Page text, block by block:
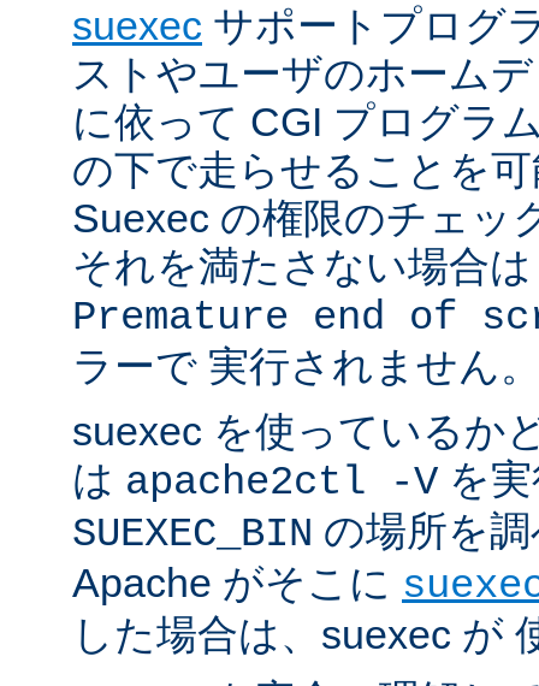
suexec サポートプログ
ストやユーザのホーム
に依って CGI プログラ
の下で走らせることを
Suexec の権限のチェッ
それを満たさない場合
Premature end of
ラーで 実行されません
suexec を使っているか
は apache2ctl -V を
SUEXEC_BIN の場所を
Apache がそこに
した場合は、suexec が